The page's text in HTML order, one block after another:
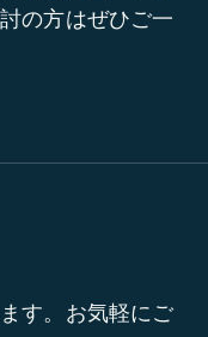
の方はぜひご一
す。お気軽にご